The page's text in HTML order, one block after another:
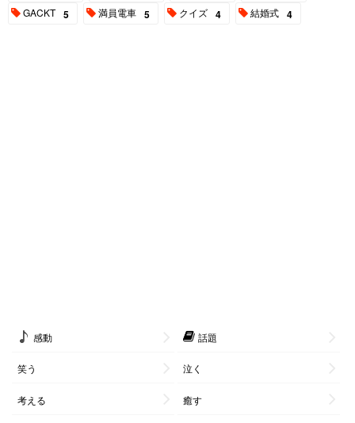
GACKT 5 満員電車 5 クイズ 4 結婚式 4
感動 話題
笑う 泣く
考える 癒す